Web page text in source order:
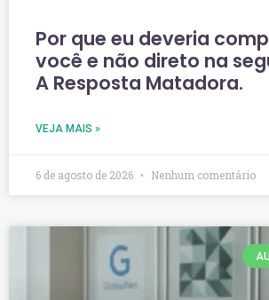
Por que eu deveria
você e não direto na
A Resposta Matadora.
VEJA MAIS »
6 de agosto de 2026 Nenhum comentário